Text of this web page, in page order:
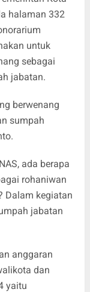
halaman 332
untuk
sebagai
jabatan.
berwenang
sumpah
ada berapa
rohaniwan
Dalam kegiatan
jabatan
anggaran
dan
yaitu